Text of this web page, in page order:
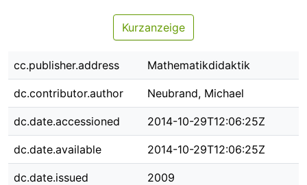
Zurück zur Startseite
Kurzanzeige
cc.publisher.address Mathematikdidaktik
dc.contributor.author Neubrand, Michael
dc.date.accessioned 2014-10-29T12:06:25Z
dc.date.available 2014-10-29T12:06:25Z
dc.date.issued 2009